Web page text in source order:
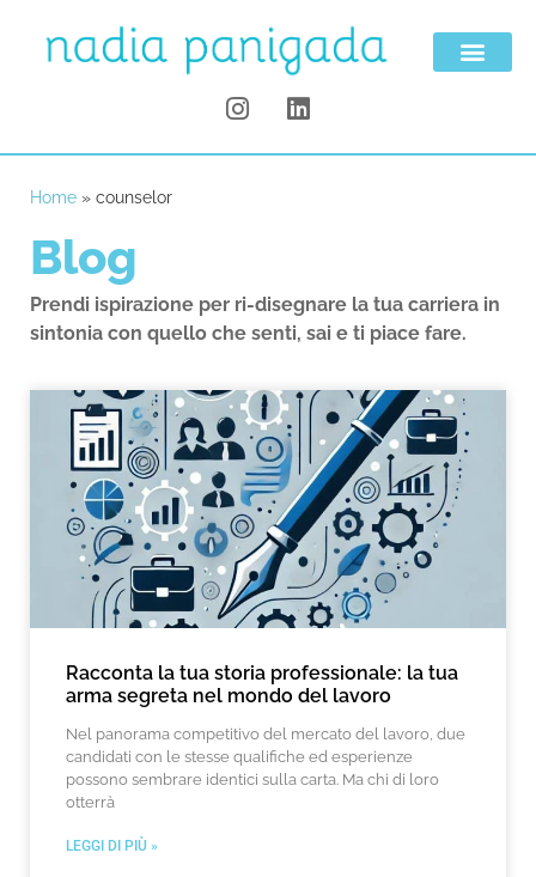
Home » counselor
Blog
Prendi ispirazione per ri-disegnare la tua carriera in
sintonia con quello che senti, sai e ti piace fare.
Racconta la tua storia professionale: la tua
arma segreta nel mondo del lavoro
Nel panorama competitivo del mercato del lavoro, due
candidati con le stesse qualifiche ed esperienze
possono sembrare identici sulla carta. Ma chi di loro
otterrà
LEGGI DI PIÙ »